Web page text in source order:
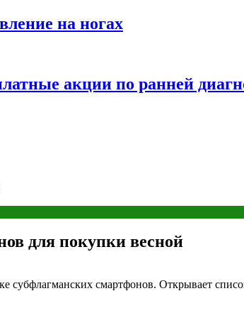
на ногах
акции по ранней
для покупки весной
субфлагманских смартфонов. Открывает